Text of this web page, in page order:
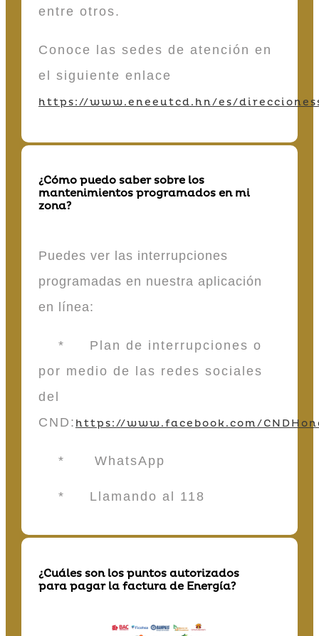
entre otros.
Conoce las sedes de atención en
el siguiente enlace
https://www.eneeutcd.hn/es/
¿Cómo puedo saber sobre los
mantenimientos programados en mi
zona?
Puedes ver las interrupciones
programadas en nuestra aplicación
en línea:
* Plan de interrupciones o
por medio de las redes sociales
del
CND: https://www.facebook.com/
* WhatsApp
* Llamando al 118
¿Cuáles son los puntos autorizados
para pagar la factura de Energía?